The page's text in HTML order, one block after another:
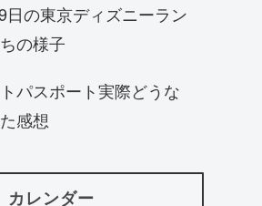
日の東京ディズニーラン
の様子
パスポート実際どうな
感想
カレンダー